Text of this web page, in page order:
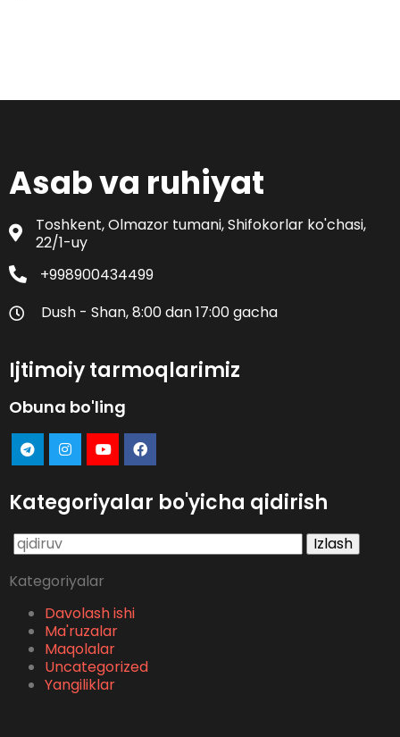
Asab va ruhiyat
Toshkent, Olmazor tumani, Shifokorlar ko'chasi,
22/1-uy
+998900434499
Dush - Shan, 8:00 dan 17:00 gacha
Ijtimoiy tarmoqlarimiz
Obuna bo'ling
Kategoriyalar bo'yicha qidirish
Qidirshish:
Kategoriyalar
Davolash ishi
Ma'ruzalar
Maqolalar
Uncategorized
Yangiliklar